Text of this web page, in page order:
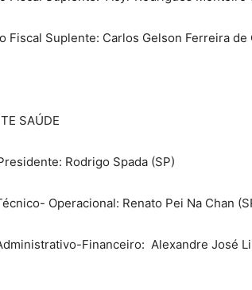
Fiscal Suplente: Carlos Gelson Ferreira de
SAÚDE
Rodrigo Spada (SP)
Operacional: Renato Pei Na Chan
Financeiro: Alexandre José